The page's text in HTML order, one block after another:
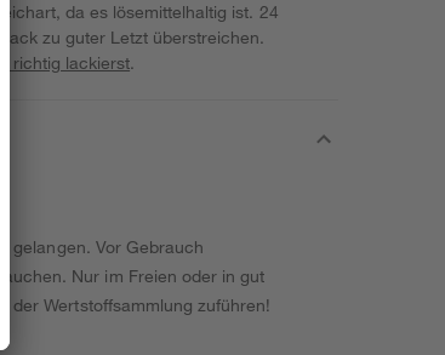
da es lösemittelhaltig ist. 24
zu guter Letzt überstreichen.
richtig lackierst.
gelangen. Vor Gebrauch
Nur im Freien oder in gut
der Wertstoffsammlung zuführen!